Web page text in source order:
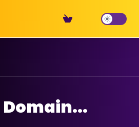
Domain...